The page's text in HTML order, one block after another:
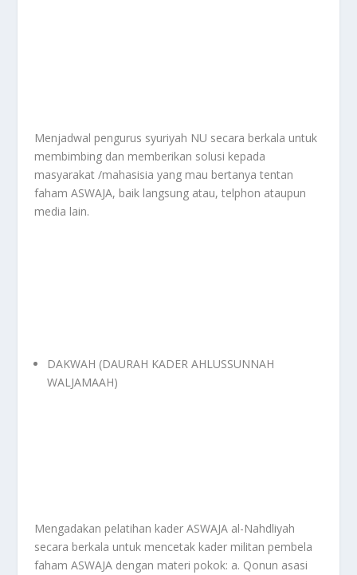
Menjadwal pengurus syuriyah NU secara berkala untuk
membimbing dan memberikan solusi kepada
masyarakat /mahasisia yang mau bertanya tentan
faham ASWAJA, baik langsung atau, telphon ataupun
media lain.
DAKWAH (DAURAH KADER AHLUSSUNNAH
WALJAMAAH)
Mengadakan pelatihan kader ASWAJA al-Nahdliyah
secara berkala untuk mencetak kader militan pembela
faham ASWAJA dengan materi pokok: a. Qonun asasi